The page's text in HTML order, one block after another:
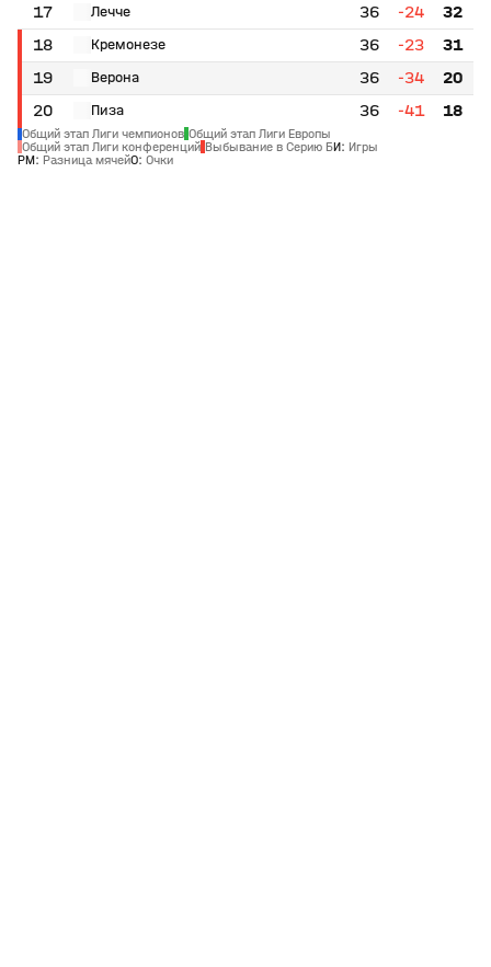
17
Лечче 36 -24
32
18
Кремонезе 36 -23
31
19
Верона 36 -34
20
20
Пиза 36 -41 18
Общий этап Лиги чемпионов Общий этап Лиги Европы
Общий этап Лиги конференций Выбывание в Серию БИ: Игры
РМ: Разница мячейО: Очки